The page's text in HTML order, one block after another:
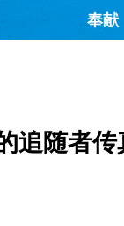
奉献
查看全部
查看全部
追随者传